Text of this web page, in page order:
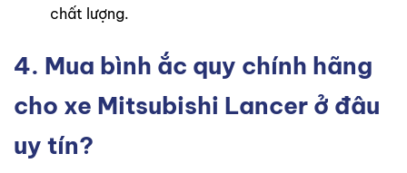
chất lượng.
4. Mua bình ắc quy chính hãng
cho xe Mitsubishi Lancer ở đâu
uy tín?